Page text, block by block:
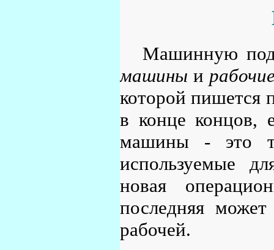
Машинную
машины и
которой пишется
в конце концов,
машины - это
используемые
новая
последняя
рабочей.